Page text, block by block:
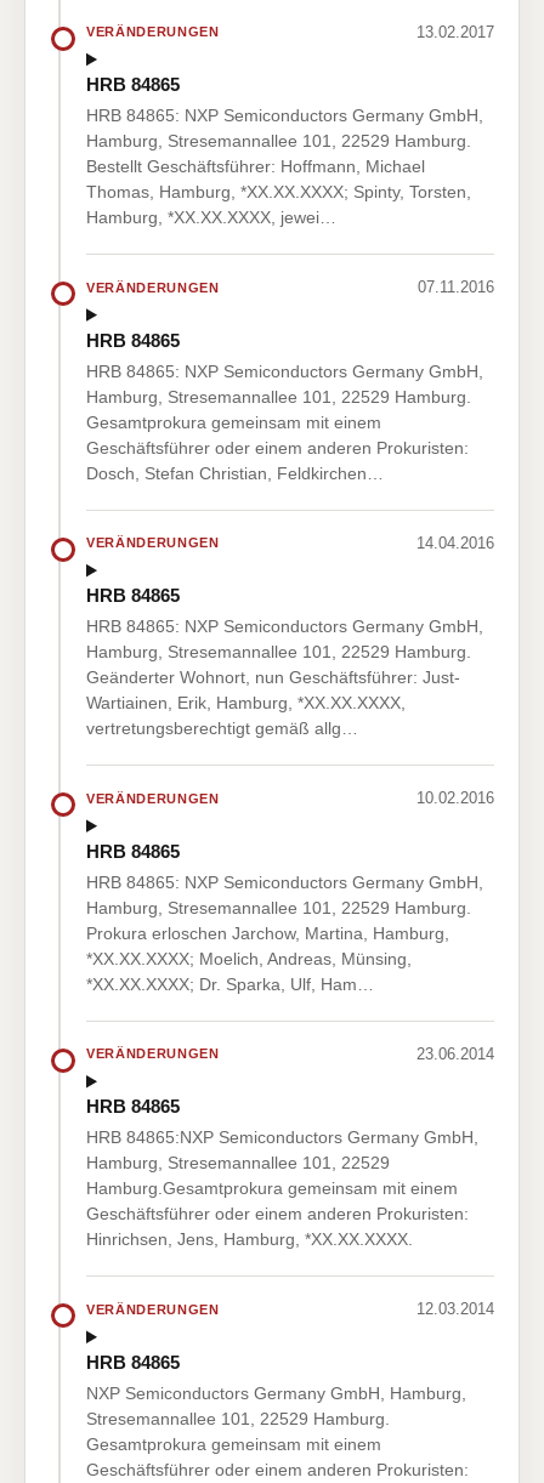
VERÄNDERUNGEN 13.02.2017
HRB 84865
HRB 84865: NXP Semiconductors Germany GmbH,
Hamburg, Stresemannallee 101, 22529 Hamburg.
Bestellt Geschäftsführer: Hoffmann, Michael
Thomas, Hamburg, *XX.XX.XXXX; Spinty, Torsten,
Hamburg, *XX.XX.XXXX, jewei…
VERÄNDERUNGEN 07.11.2016
HRB 84865
HRB 84865: NXP Semiconductors Germany GmbH,
Hamburg, Stresemannallee 101, 22529 Hamburg.
Gesamtprokura gemeinsam mit einem
Geschäftsführer oder einem anderen Prokuristen:
Dosch, Stefan Christian, Feldkirchen…
VERÄNDERUNGEN 14.04.2016
HRB 84865
HRB 84865: NXP Semiconductors Germany GmbH,
Hamburg, Stresemannallee 101, 22529 Hamburg.
Geänderter Wohnort, nun Geschäftsführer: Just-
Wartiainen, Erik, Hamburg, *XX.XX.XXXX,
vertretungsberechtigt gemäß allg…
VERÄNDERUNGEN 10.02.2016
HRB 84865
HRB 84865: NXP Semiconductors Germany GmbH,
Hamburg, Stresemannallee 101, 22529 Hamburg.
Prokura erloschen Jarchow, Martina, Hamburg,
*XX.XX.XXXX; Moelich, Andreas, Münsing,
*XX.XX.XXXX; Dr. Sparka, Ulf, Ham…
VERÄNDERUNGEN 23.06.2014
HRB 84865
HRB 84865:NXP Semiconductors Germany GmbH,
Hamburg, Stresemannallee 101, 22529
Hamburg.Gesamtprokura gemeinsam mit einem
Geschäftsführer oder einem anderen Prokuristen:
Hinrichsen, Jens, Hamburg, *XX.XX.XXXX.
VERÄNDERUNGEN 12.03.2014
HRB 84865
NXP Semiconductors Germany GmbH, Hamburg,
Stresemannallee 101, 22529 Hamburg.
Gesamtprokura gemeinsam mit einem
Geschäftsführer oder einem anderen Prokuristen: